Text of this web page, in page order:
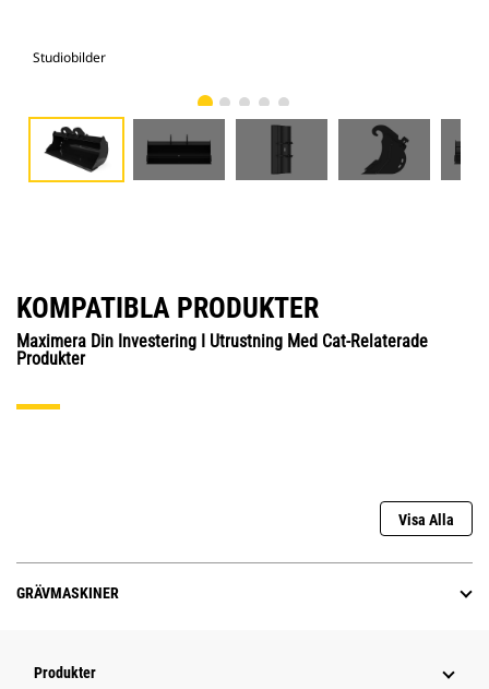
Studiobilder
KOMPATIBLA PRODUKTER
Maximera Din Investering I Utrustning Med Cat-Relaterade
Produkter
Visa Alla
GRÄVMASKINER
Produkter